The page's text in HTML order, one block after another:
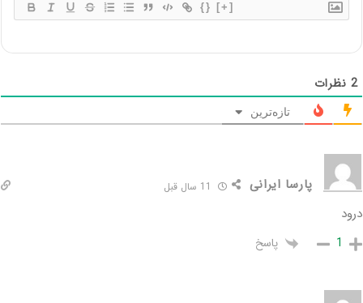
{} [+]
2 نظرات
تازه‌ترین
پارسا ایرانی
درود
1 پاسخ